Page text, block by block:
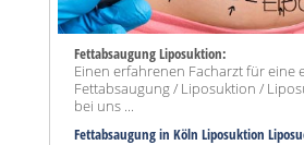
Fettabsaugung Liposuktion:
Einen erfahrenen Facharzt für eine
Fettabsaugung / Liposuktion /
bei uns ...
Fettabsaugung in Köln Liposuktion